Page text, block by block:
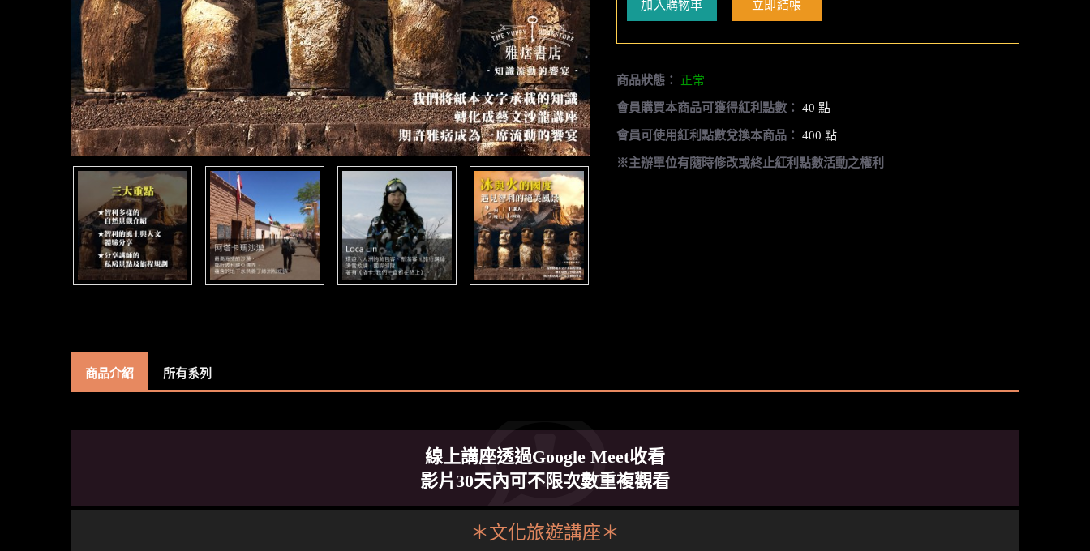
加入購物車 立即結帳
商品狀態： 正常
會員購買本商品可獲得紅利點數： 40 點
會員可使用紅利點數兌換本商品： 400 點
※主辦單位有隨時修改或終止紅利點數活動之權利
商品介紹 所有系列
線上講座透過Google Meet收看
影片30天內可不限次數重複觀看
＊文化旅遊講座＊